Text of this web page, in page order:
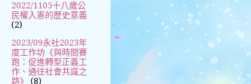
2022/1105十八歲公
民權入憲的歷史意義
(2)
2023/09永社2023年
度工作坊《與時間賽
跑：促進轉型正義工
作、通往社會共識之
路》
(8)